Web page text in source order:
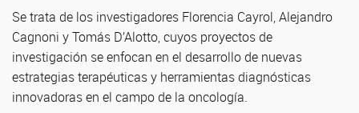
Se trata de los investigadores Florencia Cayrol, Alejandro
Cagnoni y Tomás D’Alotto, cuyos proyectos de
investigación se enfocan en el desarrollo de nuevas
estrategias terapéuticas y herramientas diagnósticas
innovadoras en el campo de la oncología.